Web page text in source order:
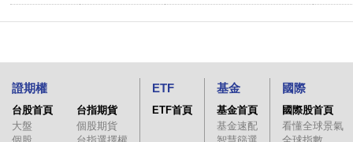
證期權
台股首頁
大盤
台指期貨
個股期貨
ETF
ETF首頁
基金
基金首頁
基金速配
國際
國際股首頁
看懂全球景氣